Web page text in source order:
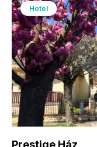
Hotel
Prestige Ház